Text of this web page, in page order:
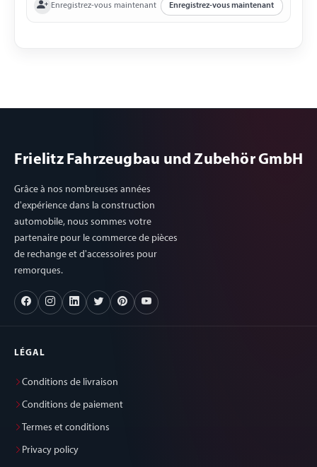
Enregistrez-vous maintenant Enregistrez-vous maintenant
Frielitz Fahrzeugbau und Zubehör GmbH
Grâce à nos nombreuses années
d'expérience dans la construction
automobile, nous sommes votre
partenaire pour le commerce de pièces
de rechange et d'accessoires pour
remorques.
LÉGAL
Conditions de livraison
Conditions de paiement
Termes et conditions
Privacy policy